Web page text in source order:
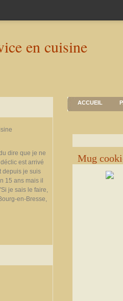
dire que je ne
est arrivé
depuis je suis
15 ans mais il
je sais le faire,
en-Bresse,
ACCUEIL
Mug